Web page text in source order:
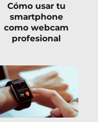
Cómo usar tu
smartphone
como webcam
profesional